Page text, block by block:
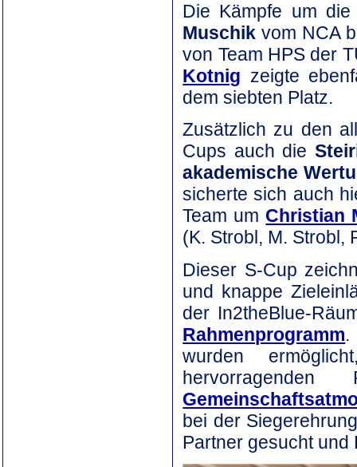
Die Kämpfe um
Muschik vom NCA
von Team HPS der
Kotnig zeigte
dem siebten Platz.
Zusätzlich zu den
Cups auch die
akademische
sicherte sich auch
Team um Christian
(K. Strobl, M. Strobl,
Dieser S-Cup
und knappe
der In2theBlue-
Rahmenprogramm.
wurden
bei der
Partner gesucht und